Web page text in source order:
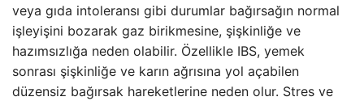
veya gıda intoleransı gibi durumlar bağırsağın normal
işleyişini bozarak gaz birikmesine, şişkinliğe ve
hazımsızlığa neden olabilir. Özellikle IBS, yemek
sonrası şişkinliğe ve karın ağrısına yol açabilen
düzensiz bağırsak hareketlerine neden olur. Stres ve